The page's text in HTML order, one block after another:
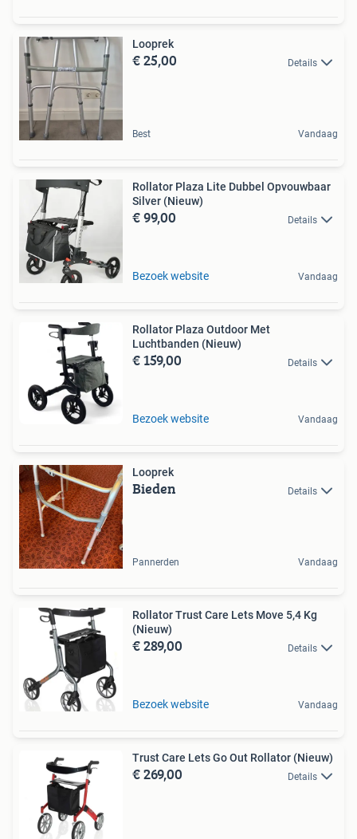
Looprek
€ 25,00 Details
Best Vandaag
Rollator Plaza Lite Dubbel Opvouwbaar
Silver (Nieuw)
€ 99,00 Details
Bezoek website Vandaag
Rollator Plaza Outdoor Met
Luchtbanden (Nieuw)
€ 159,00 Details
Bezoek website Vandaag
Looprek
Bieden Details
Pannerden Vandaag
Rollator Trust Care Lets Move 5,4 Kg
(Nieuw)
€ 289,00 Details
Bezoek website Vandaag
Trust Care Lets Go Out Rollator (Nieuw)
€ 269,00 Details